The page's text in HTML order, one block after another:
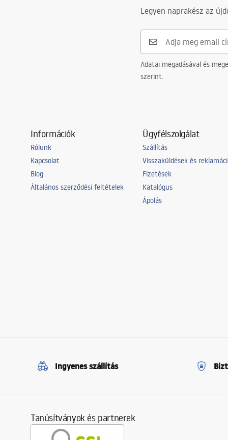
Legyen naprakész az
Adatai megadásával és
szerint.
Információk
Rólunk
Kapcsolat
Blog
Általános szerződési feltételek
Ügyfélszolgálat
Szállítás
Visszaküldések és
Fizetések
Katalógus
Ápolás
Ingyenes szállítás
Tanúsítványok és partnerek